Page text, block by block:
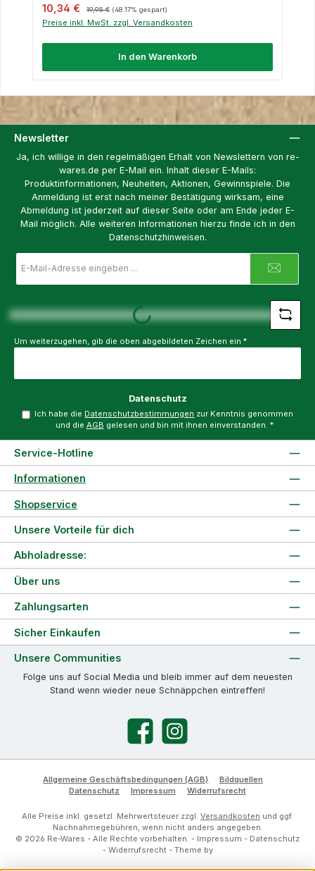
Verkaufspreis:
10,34 € 19,95 € (48.17% gespart)
Preise inkl. MwSt. zzgl. Versandkosten
In den Warenkorb
Newsletter
Ja, ich willige in den regelmäßigen Erhalt von Newslettern von re-
wares.de per E-Mail ein. Inhalt dieser E-Mails:
Produktinformationen, Neuheiten, Aktionen, Gewinnspiele. Die
Anmeldung ist erst nach meiner Bestätigung wirksam, eine
Abmeldung ist jederzeit auf dieser Seite oder am Ende jeder E-
Mail möglich. Alle weiteren Informationen hierzu finde ich in den
Datenschutzhinweisen.
Mail-
Loading...
Um weiterzugehen, gib die oben abgebildeten Zeichen ein *
Datenschutz
Ich habe die Datenschutzbestimmungen zur Kenntnis genommen
und die AGB gelesen und bin mit ihnen einverstanden. *
Service-Hotline
Informationen
Shopservice
Unsere Vorteile für dich
Über uns
Zahlungsarten
Abholadresse:
Sicher Einkaufen
Unsere Communities
Folge uns auf Social Media und bleib immer auf dem neuesten
Stand wenn wieder neue Schnäppchen eintreffen!
FacebookInstagram
Allgemeine Geschäftsbedingungen (AGB)
Bildquellen
Datenschutz
Impressum Widerrufsrecht
Alle Preise inkl. gesetzl. Mehrwertsteuer zzgl. Versandkosten und ggf.
Nachnahmegebühren, wenn nicht anders angegeben.
© 2026 Re-Wares - Alle Rechte vorbehalten. - Impressum - Datenschutz
- Widerrufsrecht- Theme by